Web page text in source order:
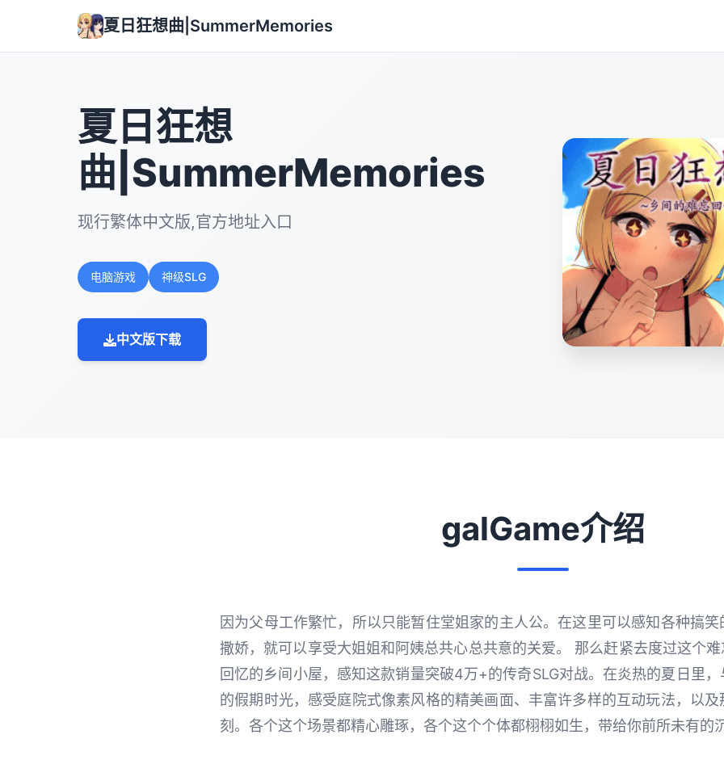
夏日狂想曲|SummerMemories
夏日狂想
曲|SummerMemories
现行繁体中文版,官方地址入口
电脑游戏 神级SLG
中文版下载
galGame介绍
因为父母工作繁忙，所以只能暂住堂姐家的主人公。在这里可以感知各种搞
撒娇，就可以享受大姐姐和阿姨总共心总共意的关爱。 那么赶紧去度过这个
回忆的乡间小屋，感知这款销量突破4万+的传奇SLG对战。在炎热的夏日里
的假期时光，感受庭院式像素风格的精美画面、丰富许多样的互动玩法，以
刻。各个这个场景都精心雕琢，各个这个个体都栩栩如生，带给你前所未有的